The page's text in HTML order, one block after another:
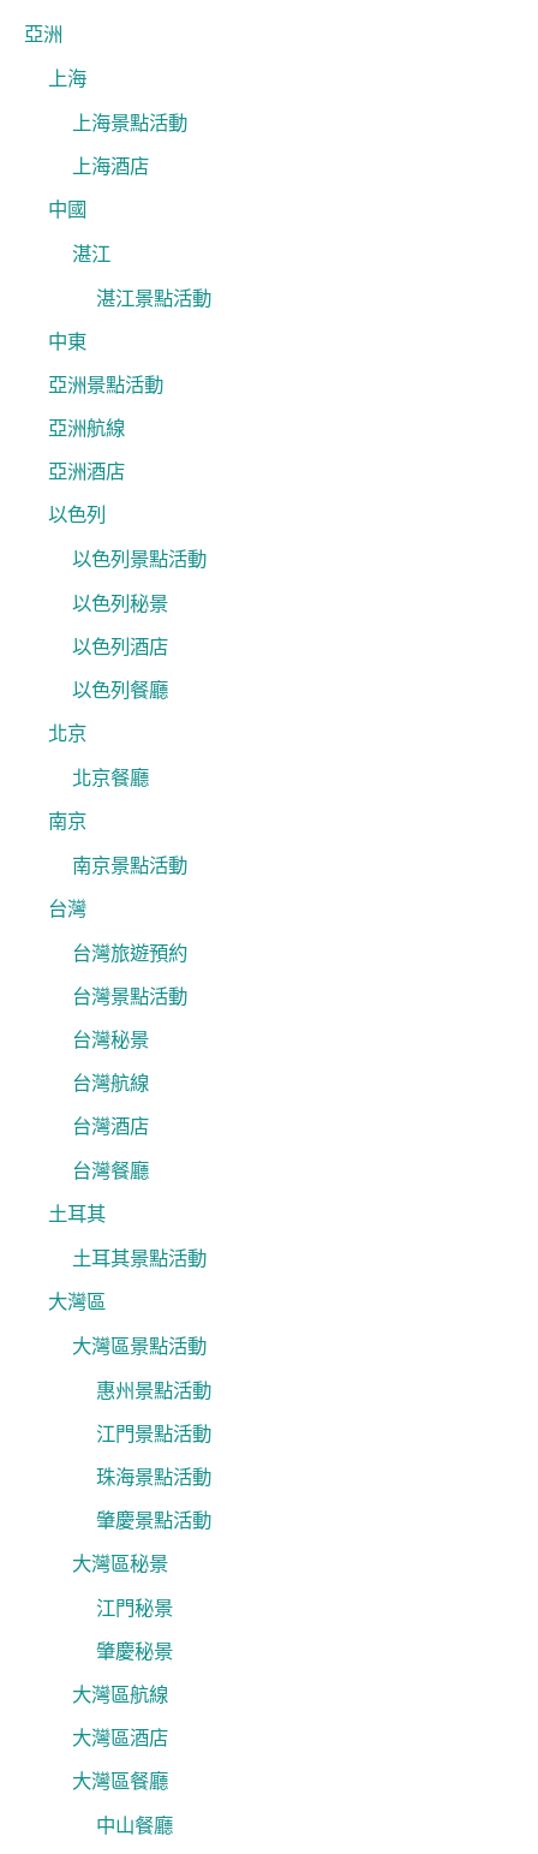
字
亞洲
上海
上海景點活動
上海酒店
中國
湛江
湛江景點活動
中東
亞洲景點活動
亞洲航線
亞洲酒店
以色列
以色列景點活動
以色列秘景
以色列酒店
以色列餐廳
北京
北京餐廳
南京
南京景點活動
台灣
台灣旅遊預約
台灣景點活動
台灣秘景
台灣航線
台灣酒店
台灣餐廳
土耳其
土耳其景點活動
大灣區
大灣區景點活動
惠州景點活動
江門景點活動
珠海景點活動
肇慶景點活動
大灣區秘景
江門秘景
肇慶秘景
大灣區航線
大灣區酒店
大灣區餐廳
中山餐廳